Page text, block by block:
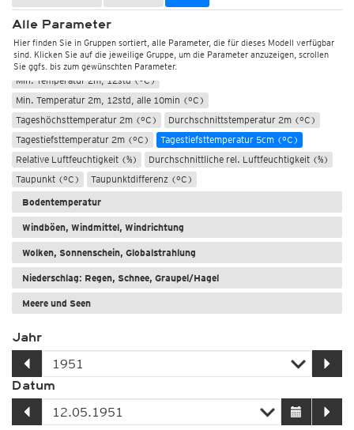
Alle Parameter
Hier finden Sie in Gruppen sortiert, alle Parameter, die für dieses Modell verfügbar
sind. Klicken Sie auf die jeweilige Gruppe, um die Parameter anzuzeigen, scrollen
Sie ggfs. bis zum gewünschten Parameter.
Temperatur und Luftfeuchtigkeit
Temperatur 2m (°C)
Max. Temperatur 2m, 12std (°C)
Max. Temperatur 2m, 12std, alle 10min (°C)
Min. Temperatur 2m, 12std (°C)
Min. Temperatur 2m, 12std, alle 10min (°C)
Tageshöchsttemperatur 2m (°C)
Durchschnittstemperatur 2m (°C)
Tagestiefsttemperatur 2m (°C)
Tagestiefsttemperatur 5cm (°C)
Relative Luftfeuchtigkeit (%)
Durchschnittliche rel. Luftfeuchtigkeit (%)
Taupunkt (°C)
Taupunktdifferenz (°C)
Bodentemperatur
Windböen, Windmittel, Windrichtung
Wolken, Sonnenschein, Globalstrahlung
Niederschlag: Regen, Schnee, Graupel/Hagel
Meere und Seen
Jahr
Datum